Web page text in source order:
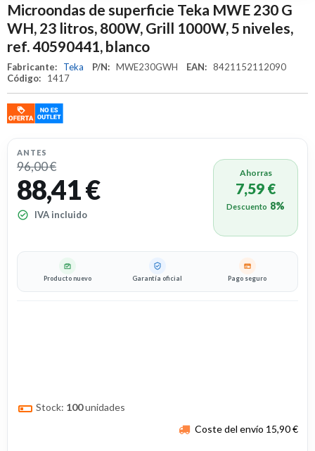
Microondas de superficie Teka MWE 230 G
WH, 23 litros, 800W, Grill 1000W, 5 niveles,
ref. 40590441, blanco
Fabricante: Teka P/N: MWE230GWH EAN: 8421152112090
Código:
1417
ANTES
96,00 €
88,41 €
IVA incluido
Ahorras
7,59 €
Descuento 8%
Producto nuevo Garantía oficial Pago seguro
Stock: 100unidades
Coste del envío 15,90 €